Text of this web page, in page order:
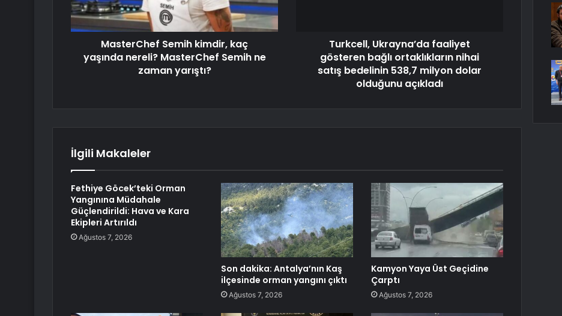
MasterChef Semih kimdir, kaç
yaşında nereli? MasterChef Semih ne
zaman yarıştı?
Turkcell, Ukrayna’da faaliyet
gösteren bağlı ortaklıkların nihai
satış bedelinin 538,7 milyon dolar
olduğunu açıkladı
İlgili Makaleler
Fethiye Göcek’teki Orman
Yangınına Müdahale
Güçlendirildi: Hava ve Kara
Ekipleri Artırıldı
Ağustos 7, 2026
Son dakika: Antalya’nın Kaş
ilçesinde orman yangını çıktı
Ağustos 7, 2026
Kamyon Yaya Üst Geçidine
Çarptı
Ağustos 7, 2026